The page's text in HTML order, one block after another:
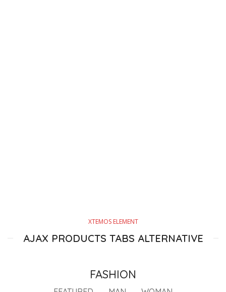
XTEMOS ELEMENT
AJAX PRODUCTS TABS ALTERNATIVE
FASHION